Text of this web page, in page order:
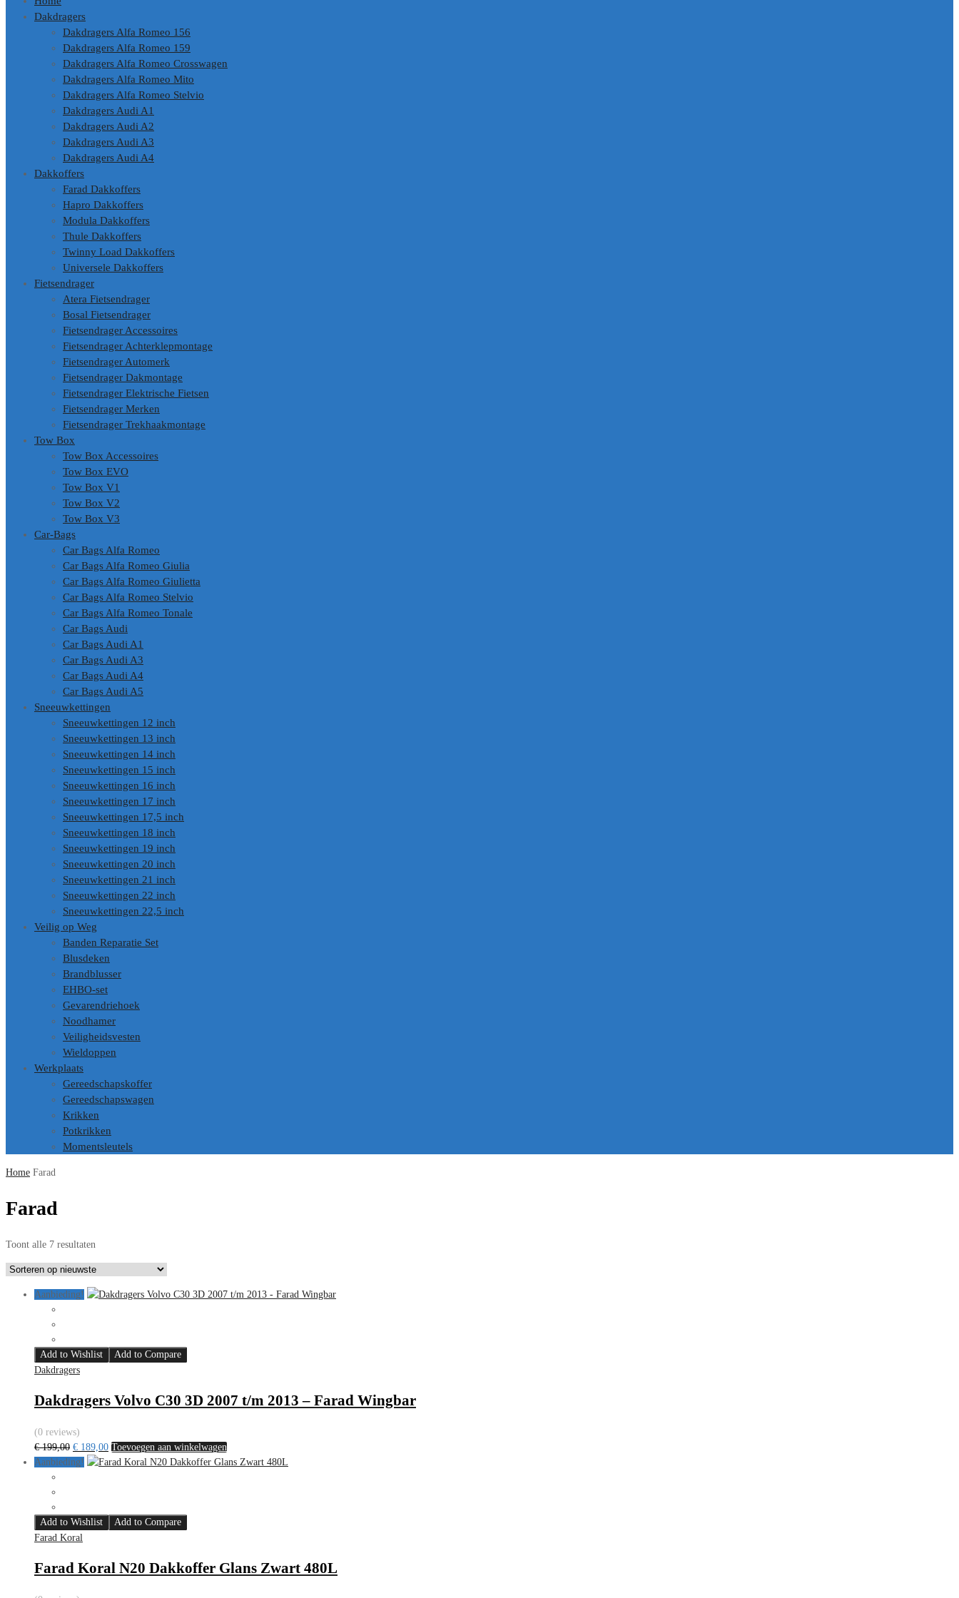
inhoud
Dakdragers
Dakdragers Alfa Romeo 156
Dakdragers Alfa Romeo 159
Dakdragers Alfa Romeo Crosswagen
Dakdragers Alfa Romeo Mito
Dakdragers Alfa Romeo Stelvio
Dakdragers Audi A1
Dakdragers Audi A2
Dakdragers Audi A3
Dakdragers Audi A4
Dakkoffers
Farad Dakkoffers
Hapro Dakkoffers
Modula Dakkoffers
Thule Dakkoffers
Twinny Load Dakkoffers
Universele Dakkoffers
Fietsendrager
Atera Fietsendrager
Bosal Fietsendrager
Fietsendrager Accessoires
Fietsendrager Achterklepmontage
Fietsendrager Automerk
Fietsendrager Dakmontage
Fietsendrager Elektrische Fietsen
Fietsendrager Merken
Fietsendrager Trekhaakmontage
Tow Box
Tow Box Accessoires
Tow Box EVO
Tow Box V1
Tow Box V2
Tow Box V3
Car-Bags
Car Bags Alfa Romeo
Car Bags Alfa Romeo Giulia
Car Bags Alfa Romeo Giulietta
Car Bags Alfa Romeo Stelvio
Car Bags Alfa Romeo Tonale
Car Bags Audi
Car Bags Audi A1
Car Bags Audi A3
Car Bags Audi A4
Car Bags Audi A5
Sneeuwkettingen
Sneeuwkettingen 12 inch
Sneeuwkettingen 13 inch
Sneeuwkettingen 14 inch
Sneeuwkettingen 15 inch
Sneeuwkettingen 16 inch
Sneeuwkettingen 17 inch
Sneeuwkettingen 17,5 inch
Sneeuwkettingen 18 inch
Sneeuwkettingen 19 inch
Sneeuwkettingen 20 inch
Sneeuwkettingen 21 inch
Sneeuwkettingen 22 inch
Sneeuwkettingen 22,5 inch
Veilig op Weg
Banden Reparatie Set
Blusdeken
Brandblusser
EHBO-set
Gevarendriehoek
Noodhamer
Veiligheidsvesten
Wieldoppen
Werkplaats
Gereedschapskoffer
Gereedschapswagen
Krikken
Potkrikken
Momentsleutels
Home Farad
Farad
Toont alle 7 resultaten
nieuwste
Aanbieding!
Add to Wishlist
Add to Compare
Dakdragers
Dakdragers Volvo C30 3D 2007 t/m 2013 – Farad Wingbar
(0 reviews)
€199,00 Oorspronkelijke
prijs
€ 189,00Huidige
prijs
Toevoegen aan winkelwagen
Aanbieding!
Add to Wishlist
Add to Compare
Farad Koral
Farad Koral N20 Dakkoffer Glans Zwart 480L